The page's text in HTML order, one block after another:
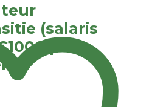
(salaris
per